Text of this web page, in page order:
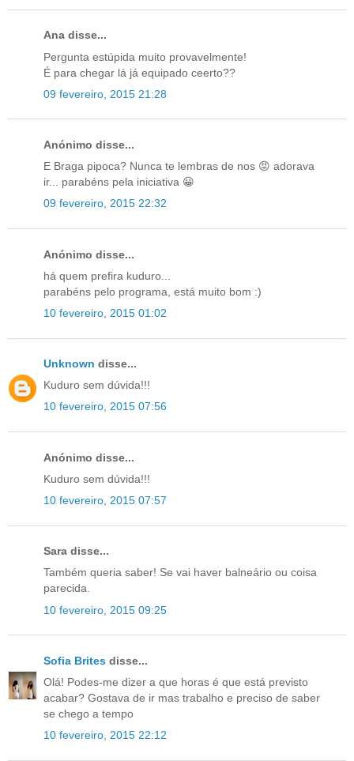
Ana disse...
Pergunta estúpida muito provavelmente!
É para chegar lá já equipado ceerto??
09 fevereiro, 2015 21:28
Anónimo disse...
E Braga pipoca? Nunca te lembras de nos 😡 adorava
ir... parabéns pela iniciativa 😀
09 fevereiro, 2015 22:32
Anónimo disse...
há quem prefira kuduro...
parabéns pelo programa, está muito bom :)
10 fevereiro, 2015 01:02
Unknown disse...
Kuduro sem dúvida!!!
10 fevereiro, 2015 07:56
Anónimo disse...
Kuduro sem dúvida!!!
10 fevereiro, 2015 07:57
Sara disse...
Também queria saber! Se vai haver balneário ou coisa
parecida.
10 fevereiro, 2015 09:25
Sofia Brites disse...
Olá! Podes-me dizer a que horas é que está previsto
acabar? Gostava de ir mas trabalho e preciso de saber
se chego a tempo
10 fevereiro, 2015 22:12